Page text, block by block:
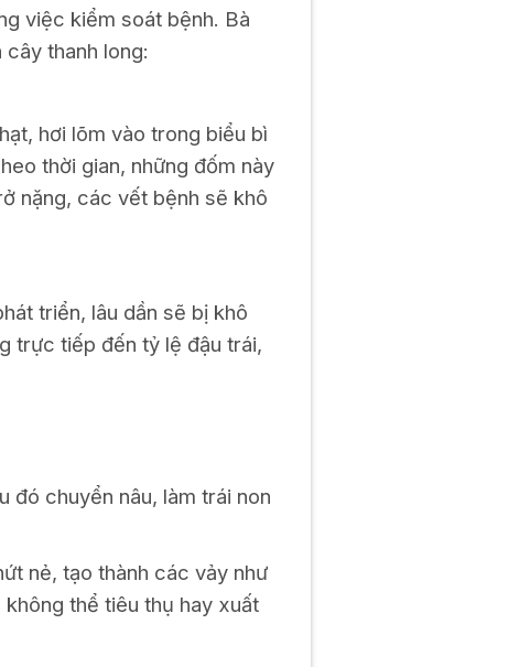
việc kiểm soát bệnh. Bà
thanh long:
hơi lõm vào trong biểu bì
thời gian, những đốm này
nặng, các vết bệnh sẽ khô
triển, lâu dần sẽ bị khô
trực tiếp đến tỷ lệ đậu trái,
đó chuyển nâu, làm trái non
nẻ, tạo thành các vảy như
thể tiêu thụ hay xuất